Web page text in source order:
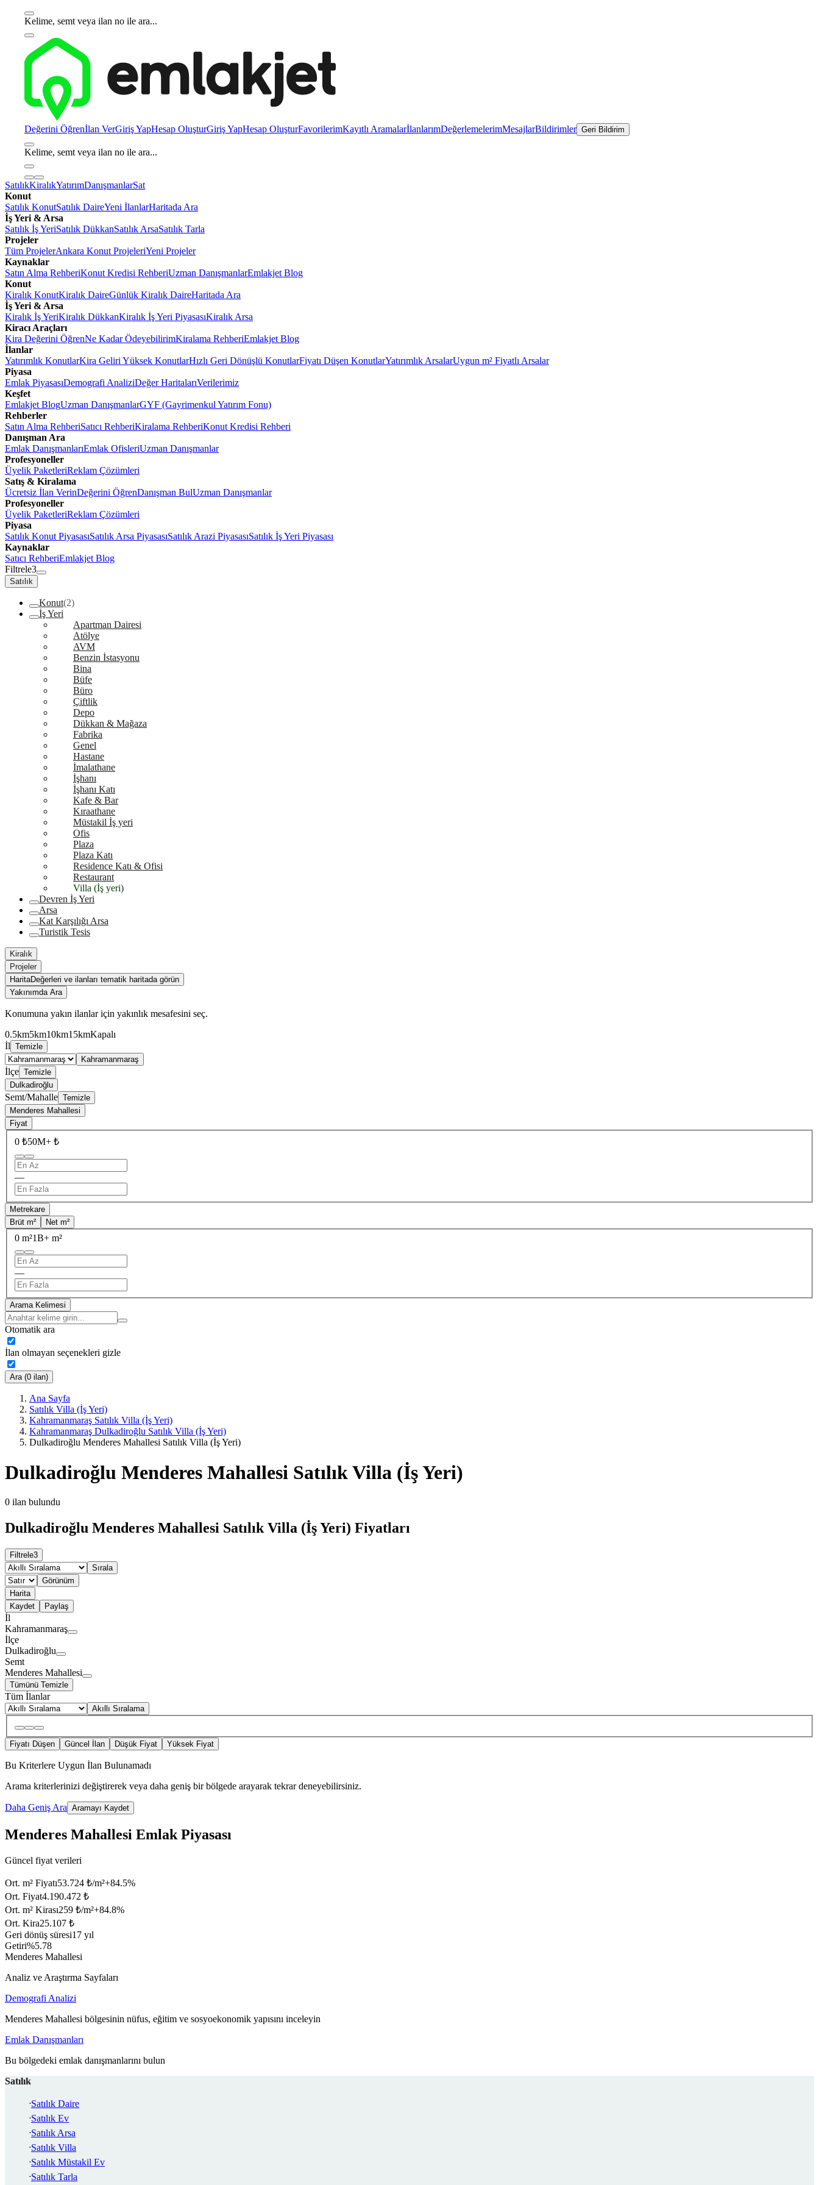
Kelime, semt veya ilan no ile ara...
Değerini Öğrenİlan VerGiriş YapHesap OluşturGiriş YapHesap OluşturFavorilerimKayıtlı AramalarİlanlarımDeğerlemelerimMesajlarBildirimler Geri Bildirim
Kelime, semt veya ilan no ile ara...
SatılıkKiralıkYatırımDanışmanlarSat
Konut
Satılık KonutSatılık DaireYeni İlanlarHaritada Ara
İş Yeri & Arsa
Satılık İş YeriSatılık DükkanSatılık ArsaSatılık Tarla
Projeler
Tüm ProjelerAnkara Konut ProjeleriYeni Projeler
Kaynaklar
Satın Alma RehberiKonut Kredisi RehberiUzman DanışmanlarEmlakjet Blog
Konut
Kiralık KonutKiralık DaireGünlük Kiralık DaireHaritada Ara
İş Yeri & Arsa
Kiralık İş YeriKiralık DükkanKiralık İş Yeri PiyasasıKiralık Arsa
Kiracı Araçları
Kira Değerini ÖğrenNe Kadar ÖdeyebilirimKiralama RehberiEmlakjet Blog
İlanlar
Yatırımlık KonutlarKira Geliri Yüksek KonutlarHızlı Geri Dönüşlü KonutlarFiyatı Düşen KonutlarYatırımlık ArsalarUygun m² Fiyatlı Arsalar
Piyasa
Emlak PiyasasıDemografi AnaliziDeğer HaritalarıVerilerimiz
Keşfet
Emlakjet BlogUzman DanışmanlarGYF (Gayrimenkul Yatırım Fonu)
Rehberler
Satın Alma RehberiSatıcı RehberiKiralama RehberiKonut Kredisi Rehberi
Danışman Ara
Emlak DanışmanlarıEmlak OfisleriUzman Danışmanlar
Profesyoneller
Üyelik PaketleriReklam Çözümleri
Satış & Kiralama
Ücretsiz İlan VerinDeğerini ÖğrenDanışman BulUzman Danışmanlar
Profesyoneller
Üyelik PaketleriReklam Çözümleri
Piyasa
Satılık Konut PiyasasıSatılık Arsa PiyasasıSatılık Arazi PiyasasıSatılık İş Yeri Piyasası
Kaynaklar
Satıcı RehberiEmlakjet Blog
Filtrele3
Satılık
Konut(2)
İş Yeri
Apartman Dairesi
Atölye
AVM
Benzin İstasyonu
Bina
Büfe
Büro
Çiftlik
Depo
Dükkan & Mağaza
Fabrika
Genel
Hastane
İmalathane
İşhanı
İşhanı Katı
Kafe & Bar
Kıraathane
Müstakil İş yeri
Ofis
Plaza
Plaza Katı
Residence Katı & Ofisi
Restaurant
Villa (İş yeri)
Devren İş Yeri
Arsa
Kat Karşılığı Arsa
Turistik Tesis
Kiralık
Projeler
HaritaDeğerleri ve ilanları tematik haritada görün
Yakınımda Ara
Konumuna yakın ilanlar için yakınlık mesafesini seç.
0.5km5km10km15kmKapalı
İl Temizle
Kahramanmaraş
İlçe Temizle
Dulkadiroğlu
Semt/Mahalle Temizle
Menderes Mahallesi
Fiyat
0 ₺50M+ ₺
—
Metrekare
Brüt m²
Net m²
0 m²1B+ m²
—
Arama Kelimesi
Otomatik ara
İlan olmayan seçenekleri gizle
Ara (0 ilan)
Ana Sayfa
Satılık Villa (İş Yeri)
Kahramanmaraş Satılık Villa (İş Yeri)
Kahramanmaraş Dulkadiroğlu Satılık Villa (İş Yeri)
Dulkadiroğlu Menderes Mahallesi Satılık Villa (İş Yeri)
Dulkadiroğlu Menderes Mahallesi Satılık Villa (İş Yeri)
0 ilan bulundu
Dulkadiroğlu Menderes Mahallesi Satılık Villa (İş Yeri) Fiyatları
Filtrele3
Sırala
Görünüm
Harita
Kaydet
Paylaş
İl
Kahramanmaraş
İlçe
Dulkadiroğlu
Semt
Menderes Mahallesi
Tümünü Temizle
Tüm İlanlar
Akıllı Sıralama
Fiyatı Düşen Güncel İlan Düşük Fiyat Yüksek Fiyat
Bu Kriterlere Uygun İlan Bulunamadı
Arama kriterlerinizi değiştirerek veya daha geniş bir bölgede arayarak tekrar deneyebilirsiniz.
Daha Geniş Ara Aramayı Kaydet
Menderes Mahallesi Emlak Piyasası
Güncel fiyat verileri
Ort. m² Fiyatı53.724 ₺/m²+84.5%
Ort. Fiyat4.190.472 ₺
Ort. m² Kirası259 ₺/m²+84.8%
Ort. Kira25.107 ₺
Geri dönüş süresi17 yıl
Getiri%5.78
Menderes Mahallesi
Analiz ve Araştırma Sayfaları
Demografi Analizi
Menderes Mahallesi bölgesinin nüfus, eğitim ve sosyoekonomik yapısını inceleyin
Emlak Danışmanları
Bu bölgedeki emlak danışmanlarını bulun
Satılık
Satılık Daire
Satılık Ev
Satılık Arsa
Satılık Villa
Satılık Müstakil Ev
Satılık Tarla